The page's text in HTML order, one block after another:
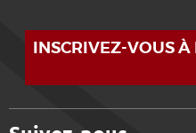
INSCRIVEZ-VOUS À